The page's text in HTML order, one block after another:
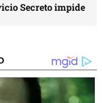
Secreto impide